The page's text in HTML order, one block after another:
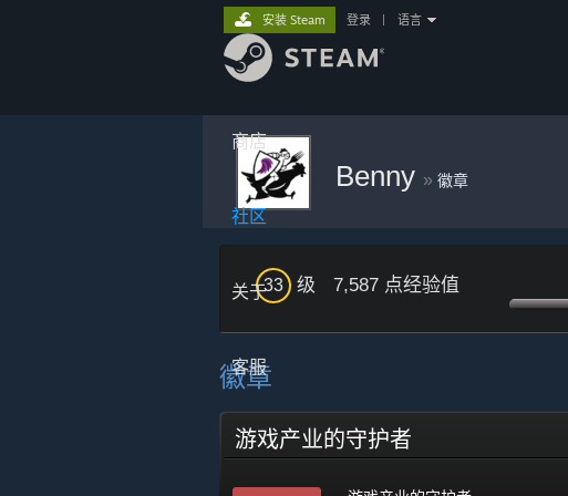
商店
社区
关于
客服
安装 Steam 登录 语言
Benny » 徽章
33 级 7,587 点经验值
徽章
游戏产业的守护者